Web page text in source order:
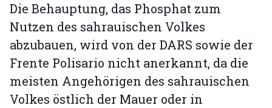
Die Behauptung, das Phosphat zum
Nutzen des sahrauischen Volkes
abzubauen, wird von der DARS sowie der
Frente Polisario nicht anerkannt, da die
meisten Angehörigen des sahrauischen
Volkes östlich der Mauer oder in